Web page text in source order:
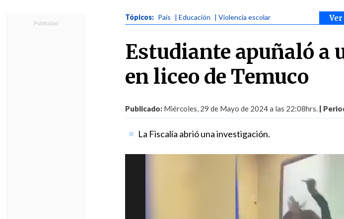
Tópicos: País | Educación | Violencia escolar
Estudiante apuñaló a
en liceo de Temuco
Publicado: Miércoles, 29 de Mayo de 2024 a las 22:08hrs. |
La Fiscalía abrió una investigación.